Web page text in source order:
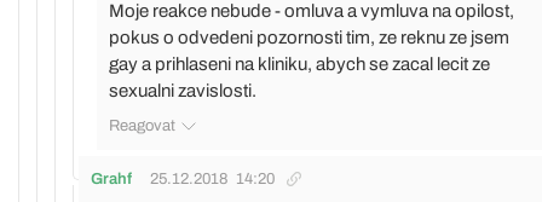
Moje reakce nebude - omluva a vymluva na opilost,
pokus o odvedeni pozornosti tim, ze reknu ze jsem
gay a prihlaseni na kliniku, abych se zacal lecit ze
sexualni zavislosti.
Reagovat
Grahf 25.12.2018 14:20